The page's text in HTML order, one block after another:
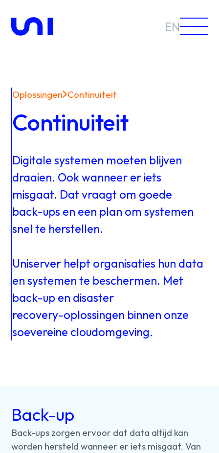
EN
Sectoren
Nieuws &
kennis
Over ons
Werken
bij
Mijn
Oplossingen Continuiteit
Continuiteit
Digitalesystemen moeten blijven
draaien. Ookwanneer er iets
misgaat. Datvraagt om goede
back⁠⁠-⁠⁠ups en een plan omsystemen
snelte herstellen.
Uniserver helpt organisaties hun data
ensystemente beschermen. Met
back⁠⁠-⁠⁠up en disaster
recovery⁠⁠-⁠⁠oplossingen binnen onze
soevereine cloudomgeving.
Back-up
Back⁠⁠-⁠⁠ups zorgen ervoor dat data altijd kan
worden hersteldwanneer er iets misgaat.Van